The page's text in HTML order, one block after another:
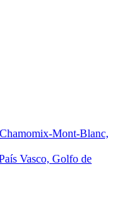
Chamomix-Mont-Blanc,
Vasco, Golfo de